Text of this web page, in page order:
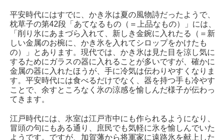
平安時代にはすでに、かき氷は夏の風物詩だったようで、
枕草子の第42段「あてなるもの（＝上品なもの）」には、
「削り氷にあまづら入れて、新しき金鋺に入れたる（＝新
しい金属のお椀に、かき氷を入れてシロップをかけたも
の）」とあります。現代では、かき氷は見た目を涼し気に
するためにガラスの器に入れることが多いですが、確かに
金属の器に入れたほうが、手に冷気は伝わりやすくなりま
す。平安時代には食べるだけでなく、器を持つ手も冷やす
ことで、余すところなく氷の涼感を愉しんだ様子が伝わっ
てきます。
江戸時代には、氷室は江戸市中にも作られるようになり、
冒頭の句にもある通り、庶民でも気軽に氷を愉しんでいた
ようです。ですが、加賀藩から将軍家に遠路氷を献上した